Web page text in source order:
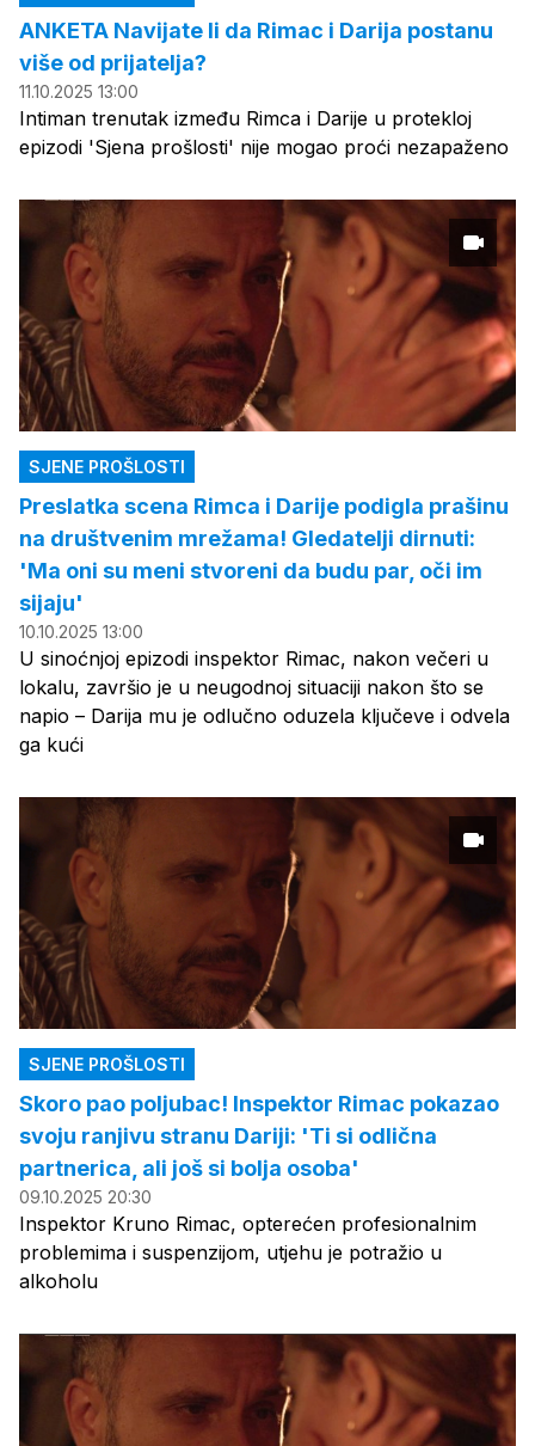
ANKETA Navijate li da Rimac i Darija postanu
više od prijatelja?
11.10.2025 13:00
Intiman trenutak između Rimca i Darije u protekloj
epizodi 'Sjena prošlosti' nije mogao proći nezapaženo
SJENE PROŠLOSTI
Preslatka scena Rimca i Darije podigla prašinu
na društvenim mrežama! Gledatelji dirnuti:
'Ma oni su meni stvoreni da budu par, oči im
sijaju'
10.10.2025 13:00
U sinoćnjoj epizodi inspektor Rimac, nakon večeri u
lokalu, završio je u neugodnoj situaciji nakon što se
napio – Darija mu je odlučno oduzela ključeve i odvela
ga kući
SJENE PROŠLOSTI
Skoro pao poljubac! Inspektor Rimac pokazao
svoju ranjivu stranu Dariji: 'Ti si odlična
partnerica, ali još si bolja osoba'
09.10.2025 20:30
Inspektor Kruno Rimac, opterećen profesionalnim
problemima i suspenzijom, utjehu je potražio u
alkoholu